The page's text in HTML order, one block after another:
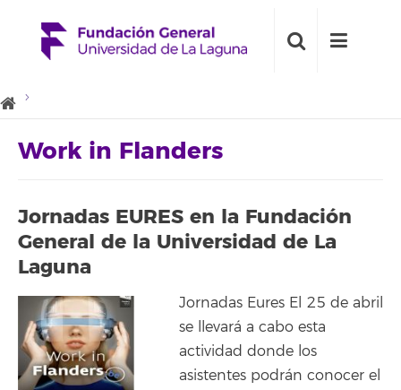
Work in Flanders
Jornadas EURES en la Fundación
General de la Universidad de La
Laguna
Jornadas Eures El 25 de abril
se llevará a cabo esta
actividad donde los
asistentes podrán conocer el